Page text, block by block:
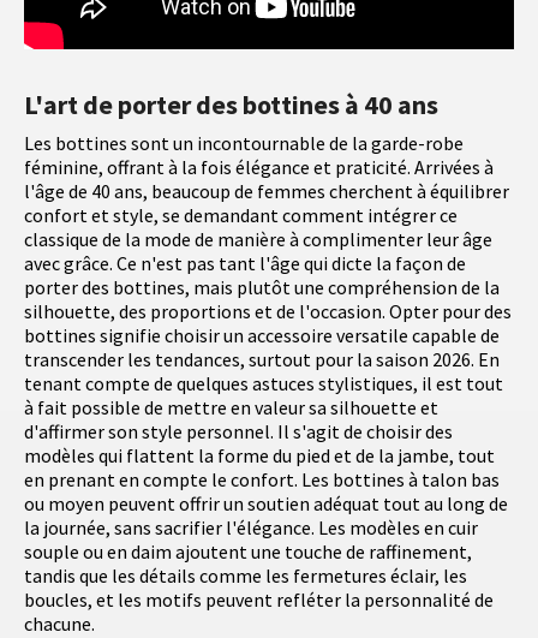
L'art de porter des bottines à 40 ans
Les bottines sont un incontournable de la garde-robe
féminine, offrant à la fois élégance et praticité. Arrivées à
l'âge de 40 ans, beaucoup de femmes cherchent à équilibrer
confort et style, se demandant comment intégrer ce
classique de la mode de manière à complimenter leur âge
avec grâce. Ce n'est pas tant l'âge qui dicte la façon de
porter des bottines, mais plutôt une compréhension de la
silhouette, des proportions et de l'occasion. Opter pour des
bottines signifie choisir un accessoire versatile capable de
transcender les tendances, surtout pour la saison 2026. En
tenant compte de quelques astuces stylistiques, il est tout
à fait possible de mettre en valeur sa silhouette et
d'affirmer son style personnel. Il s'agit de choisir des
modèles qui flattent la forme du pied et de la jambe, tout
en prenant en compte le confort. Les bottines à talon bas
ou moyen peuvent offrir un soutien adéquat tout au long de
la journée, sans sacrifier l'élégance. Les modèles en cuir
souple ou en daim ajoutent une touche de raffinement,
tandis que les détails comme les fermetures éclair, les
boucles, et les motifs peuvent refléter la personnalité de
chacune.